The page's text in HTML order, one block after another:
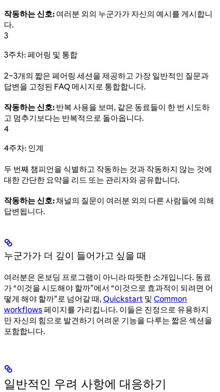
작동하는 신호: 여러분 외의 누군가가 자신의 예시를 게시합니
다.
3
3주차: 페어링 및 통합
2~3개의 짧은 페어링 세션을 제공하고 가장 일반적인 질문과
답변을 고정된 FAQ 메시지로 통합합니다.
작동하는 신호: 반복 사용을 보며, 같은 동료들이 한 번 시도하
고 멈추기보다는 반복적으로 돌아옵니다.
4
4주차: 인계
두 번째 챔피언을 식별하고 작동하는 것과 작동하지 않는 것에
대한 간단한 요약을 리드 또는 관리자와 공유합니다.
작동하는 신호: 채널의 질문이 여러분 외의 다른 사람들에 의해
답변됩니다.
누군가가 더 깊이 들어가고 싶을 때
여러분은 온보딩 프로그램이 아니라 따뜻한 소개입니다. 동료
가 “이것을 시도해야 할까”에서 “이것으로 효과적이 되려면 어
떻게 해야 할까”로 넘어갈 때, Quickstart 및 Common
workflows페이지를 가리킵니다. 이들은 진정으로 유용하지
만 자신의 힘으로 발견하기 어려운 기능을 다루는 짧은 섹션을
포함합니다.
일반적인 우려 사항에 대응하기